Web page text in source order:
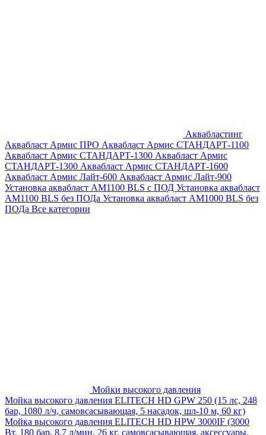
Аквабластинг
Аквабласт Армис ПРО Аквабласт Армис СТАНДАРТ-1100
Аквабласт Армис СТАНДАРТ-1300 Аквабласт Армис
СТАНДАРТ-1300 Аквабласт Армис СТАНДАРТ-1600
Аквабласт Армис Лайт-600 Аквабласт Армис Лайт-900
Установка аквабласт AM1100 BLS с ПОД Установка аквабласт
AM1100 BLS без ПОДа Установка аквабласт AM1000 BLS без
ПОДа Все категории
Мойки высокого давления
Мойка высокого давления ELITECH HD GPW 250 (15 лс, 248
бар, 1080 л/ч, самовсасывающая, 5 насадок, шл-10 м, 60 кг)
Мойка высокого давления ELITECH HD HPW 3000IF (3000
Вт, 180 бар, 8,7 л/мин, 26 кг, самовсасывающая, аксессуары,